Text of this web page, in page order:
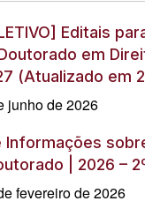
Editais
em
(Atualizado em
junho de 2026
Informações
| 2026 –
fevereiro de 2026